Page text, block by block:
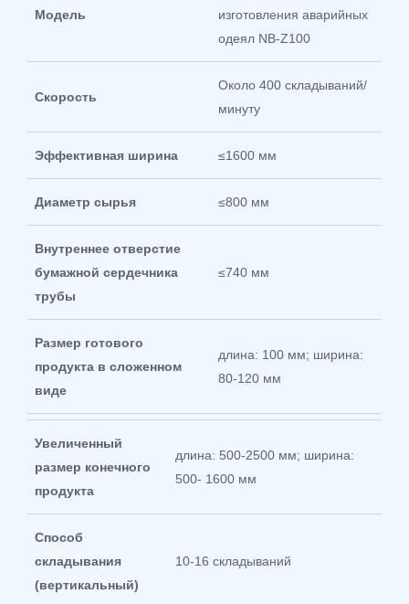
Модель
изготовления аварийных
одеял NB-Z100
Скорость
Около 400 складываний/
минуту
Эффективная ширина ≤1600 мм
Диаметр сырья ≤800 мм
Внутреннее отверстие
бумажной сердечника
трубы
≤740 мм
Размер готового
продукта в сложенном
виде
длина: 100 мм; ширина:
80-120 мм
Увеличенный
размер конечного
продукта
длина: 500-2500 мм; ширина:
500- 1600 мм
Способ
складывания
(вертикальный)
10-16 складываний